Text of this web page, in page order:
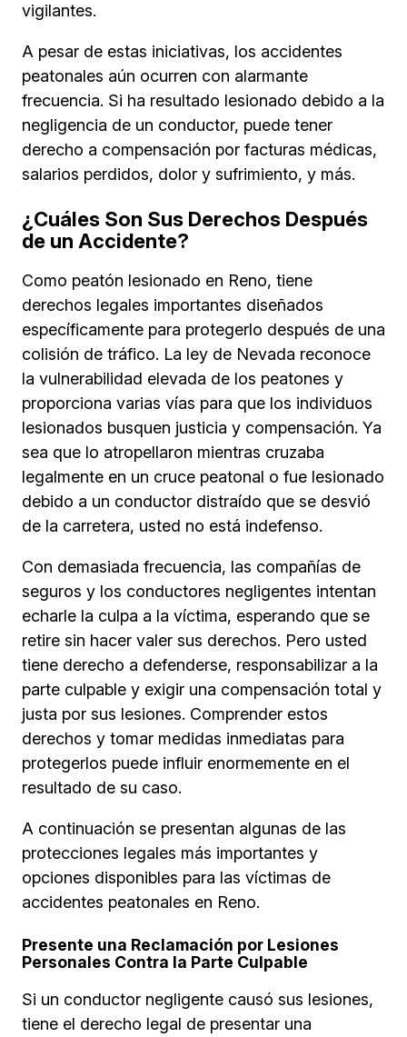
vigilantes.
A pesar de estas iniciativas, los accidentes
peatonales aún ocurren con alarmante
frecuencia. Si ha resultado lesionado debido a la
negligencia de un conductor, puede tener
derecho a compensación por facturas médicas,
salarios perdidos, dolor y sufrimiento, y más.
¿Cuáles Son Sus Derechos Después
de un Accidente?
Como peatón lesionado en Reno, tiene
derechos legales importantes diseñados
específicamente para protegerlo después de una
colisión de tráfico. La ley de Nevada reconoce
la vulnerabilidad elevada de los peatones y
proporciona varias vías para que los individuos
lesionados busquen justicia y compensación. Ya
sea que lo atropellaron mientras cruzaba
legalmente en un cruce peatonal o fue lesionado
debido a un conductor distraído que se desvió
de la carretera, usted no está indefenso.
Con demasiada frecuencia, las compañías de
seguros y los conductores negligentes intentan
echarle la culpa a la víctima, esperando que se
retire sin hacer valer sus derechos. Pero usted
tiene derecho a defenderse, responsabilizar a la
parte culpable y exigir una compensación total y
justa por sus lesiones. Comprender estos
derechos y tomar medidas inmediatas para
protegerlos puede influir enormemente en el
resultado de su caso.
A continuación se presentan algunas de las
protecciones legales más importantes y
opciones disponibles para las víctimas de
accidentes peatonales en Reno.
Presente una Reclamación por Lesiones
Personales Contra la Parte Culpable
Si un conductor negligente causó sus lesiones,
tiene el derecho legal de presentar una